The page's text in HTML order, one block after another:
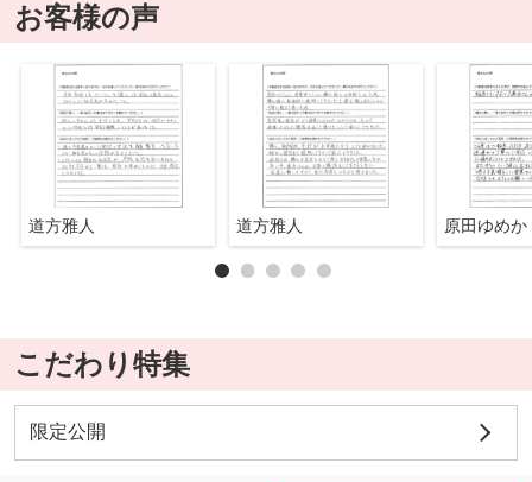
お客様の声
道方雅人 道方雅人 原田ゆめか
こだわり特集
限定公開